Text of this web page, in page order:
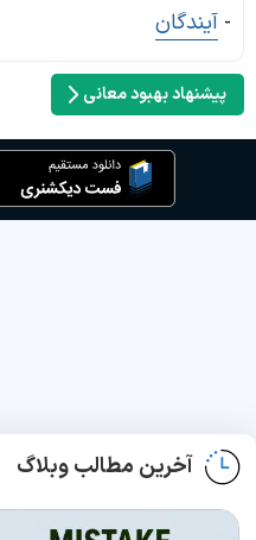
- آیندگان
پیشنهاد بهبود معانی
آخرین مطالب وبلاگ